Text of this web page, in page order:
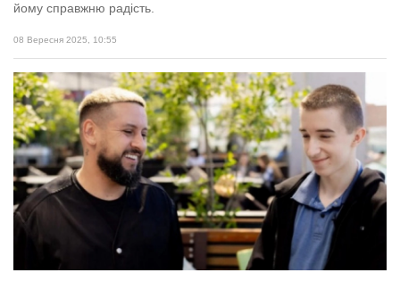
Афіша
ZONE 18+
Контакти
Політика конфіденційності
йому справжню радість.
08 Вересня 2025, 10:55